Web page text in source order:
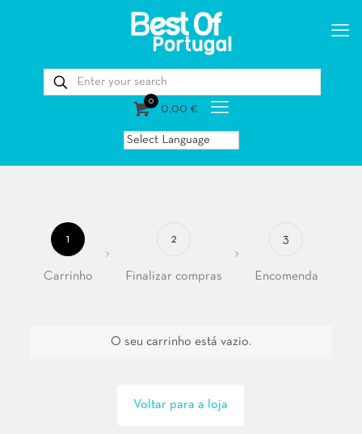
0
0,00 €
1
Carrinho
2
Finalizar compras
3
Encomenda
O seu carrinho está vazio.
Voltar para a loja